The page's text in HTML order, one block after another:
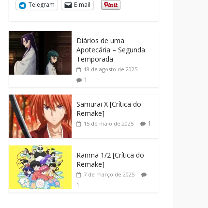
Telegram
E-mail
Diários de uma
Apotecária – Segunda
Temporada
18 de agosto de 2025
1
Samurai X [Crítica do
Remake]
15 de maio de 2025 1
Ranma 1/2 [Crítica do
Remake]
7 de março de 2025
1